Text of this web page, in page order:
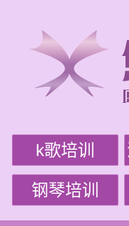
k歌培训
钢琴培训